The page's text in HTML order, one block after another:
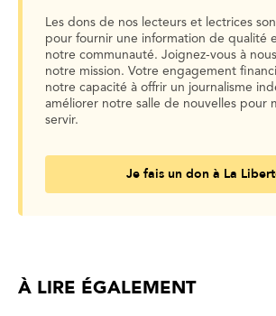
Les dons de nos lecteurs et lectrices
pour fournir une information de qualité
notre communauté. Joignez-vous à
notre mission. Votre engagement
notre capacité à offrir un journalisme
améliorer notre salle de nouvelles pour
servir.
Je fais un don à La
À LIRE ÉGALEMENT